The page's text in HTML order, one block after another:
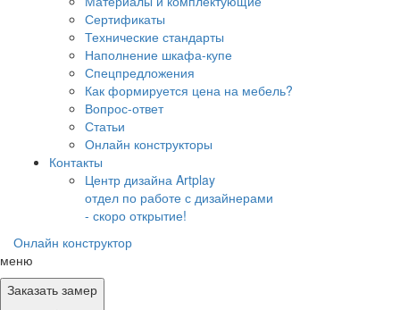
Сертификаты
Технические стандарты
Наполнение шкафа-купе
Спецпредложения
Как формируется цена на мебель?
Вопрос-ответ
Статьи
Онлайн конструкторы
Контакты
Центр дизайна Artplay
отдел по работе с дизайнерами
- скоро открытие!
Онлайн конструктор
меню
Заказать замер